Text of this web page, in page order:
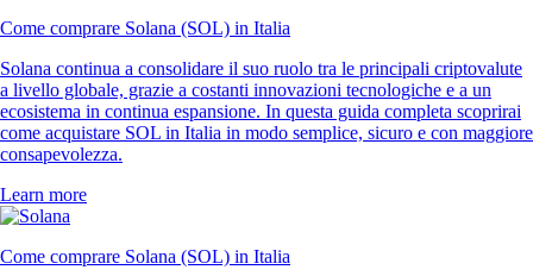
Come comprare Solana (SOL) in Italia
Solana continua a consolidare il suo ruolo tra le principali criptovalute
a livello globale, grazie a costanti innovazioni tecnologiche e a un
ecosistema in continua espansione. In questa guida completa scoprirai
come acquistare SOL in Italia in modo semplice, sicuro e con maggiore
consapevolezza.
Learn more
Come comprare Solana (SOL) in Italia